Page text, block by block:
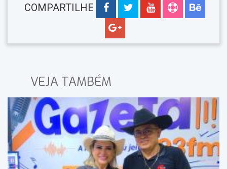
COMPARTILHE
VEJA TAMBÉM